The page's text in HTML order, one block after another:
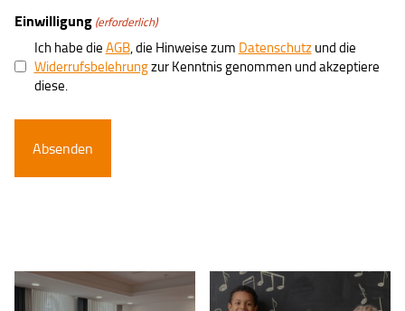
Einwilligung (erforderlich)
Ich habe dieAGB, die Hinweise zum Datenschutzund die
Widerrufsbelehrungzur Kenntnis genommen und akzeptiere
diese.